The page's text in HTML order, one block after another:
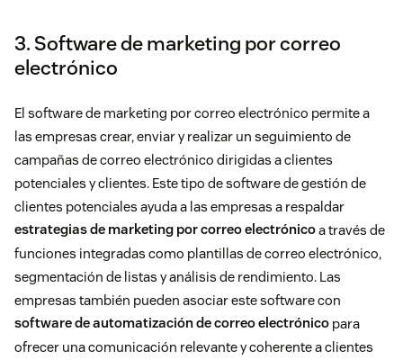
3. Software de marketing por correo
electrónico
El software de marketing por correo electrónico permite a
las empresas crear, enviar y realizar un seguimiento de
campañas de correo electrónico dirigidas a clientes
potenciales y clientes. Este tipo de software de gestión de
clientes potenciales ayuda a las empresas a respaldar
estrategias de marketing por correo electrónicoa través de
funciones integradas como plantillas de correo electrónico,
segmentación de listas y análisis de rendimiento. Las
empresas también pueden asociar este software con
software de automatización de correo electrónico para
ofrecer una comunicación relevante y coherente a clientes